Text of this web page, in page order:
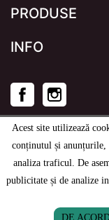
Acest site utilizează
conținutul și anunțurile,
analiza traficul. De
publicitate și de analize
DE
PRODUSE
INFO
Facebook
© 2020 -2026e-
